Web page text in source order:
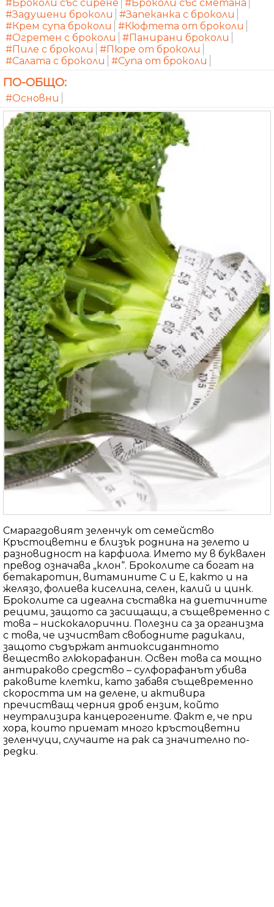
#Броколи със сирене #Броколи със сметана
#Задушени броколи
#Запеканка с броколи
#Крем супа броколи
#Кюфтета от броколи
#Огретен с броколи
#Панирани броколи
#Пиле с броколи
#Пюре от броколи
#Салата с броколи
#Супа от броколи
ПО-ОБЩО:
#Основни
Смарагдовият зеленчук от семейство
Кръстоцветни е близък роднина на зелето и
разновидност на карфиола. Името му в буквален
превод означава „клон“. Броколите са богат на
бетакаротин, витамините С и Е, както и на
желязо, фолиева киселина, селен, калий и цинк.
Броколите са идеална съставка на диетичните
рецими, защото са засищащи, а същевременно с
това – нискокалорични. Полезни са за организма
с това, че изчистват свободните радикали,
защото съдържат антиоксидантното
вещество глюкорафанин. Освен това са мощно
антираково средство – сулфорафанът убива
раковите клетки, като забавя същевременно
скоростта им на делене, и активира
пречистващ черния дроб ензим, който
неутрализира канцерогените. Факт е, че при
хора, които приемат много кръстоцветни
зеленчуци, случаите на рак са значително по-
редки.